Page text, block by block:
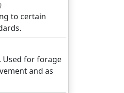
to certain
Used for forage
and as